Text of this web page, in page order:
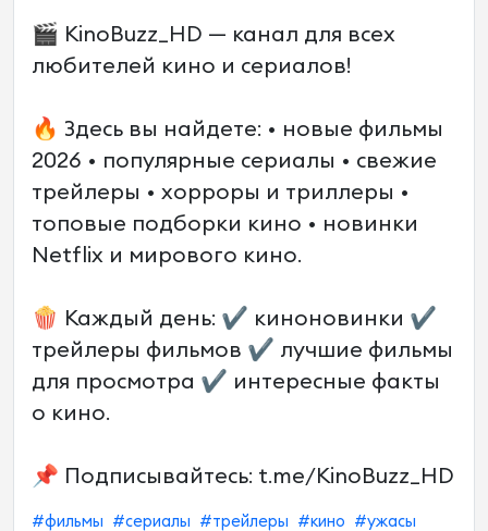
🎬 KinoBuzz_HD — канал для всех
любителей кино и сериалов!
🔥 Здесь вы найдете: • новые фильмы
2026 • популярные сериалы • свежие
трейлеры • хорроры и триллеры •
топовые подборки кино • новинки
Netflix и мирового кино.
🍿 Каждый день: ✔ киноновинки ✔
трейлеры фильмов ✔ лучшие фильмы
для просмотра ✔ интересные факты
о кино.
📌 Подписывайтесь: t.me/KinoBuzz_HD
#фильмы #сериалы #трейлеры #кино
#ужасы